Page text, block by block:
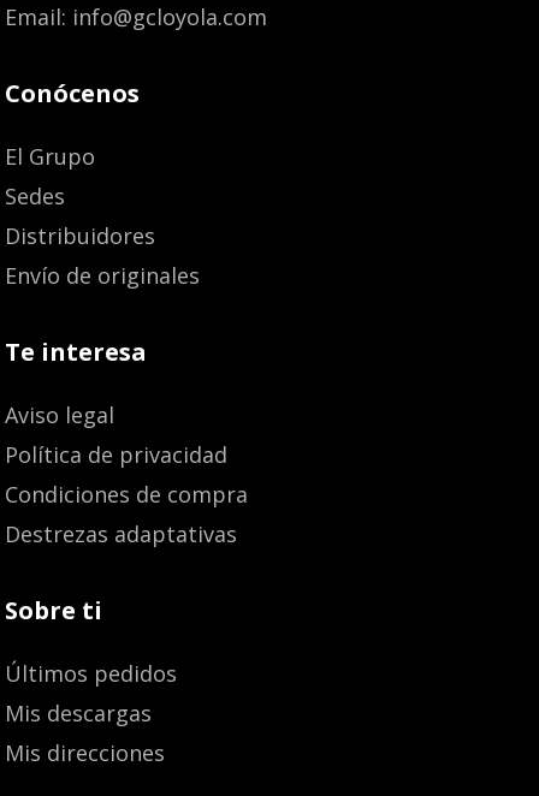
Email: info@gcloyola.com
Conócenos
El Grupo
Sedes
Distribuidores
Envío de originales
Te interesa
Aviso legal
Política de privacidad
Condiciones de compra
Destrezas adaptativas
Sobre ti
Últimos pedidos
Mis descargas
Mis direcciones